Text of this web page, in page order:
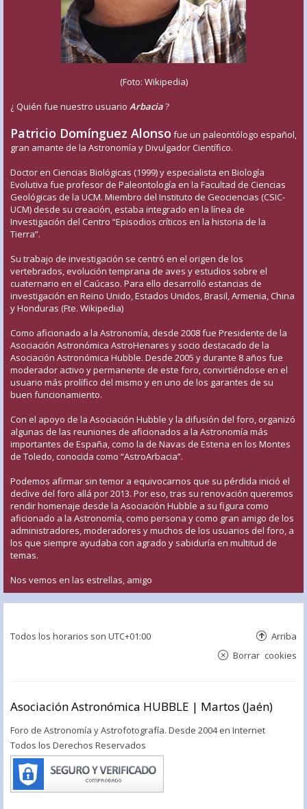
(Foto: Wikipedia)
¿ Quién fue nuestro usuario Arbacia?
Patricio Domínguez Alonso fue un paleontólogo español,
gran amante de la Astronomía y Divulgador Científico.
Doctor en Ciencias Biológicas (1999) y especialista en Biología
Evolutiva fue profesor de Paleontología en la Facultad de Ciencias
Geológicas de la UCM. Miembro del Instituto de Geociencias (CSIC-
UCM) desde su creación, estaba integrado en la línea de
Investigación del Centro “Episodios críticos en la historia de la
Tierra”.
Su trabajo de investigación se centró en el origen de los
vertebrados, evolución temprana de aves y estudios sobre el
cuaternario en el Caúcaso. Para ello desarrolló estancias de
investigación en Reino Unido, Estados Unidos, Brasil, Armenia, China
y Honduras (Fte. Wikipedia)
Como aficionado a la Astronomía, desde 2008 fue Presidente de la
Asociación Astronómica AstroHenares y socio destacado de la
Asociación Astronómica Hubble. Desde 2005 y durante 8 años fue
moderador activo y permanente de este foro, convirtiéndose en el
usuario más prolífico del mismo y en uno de los garantes de su
buen funcionamiento.
Con el apoyo de la Asociación Hubble y la difusión del foro, organizó
algunas de las reuniones de aficionados a la Astronomía más
importantes de España, como la de Navas de Estena en los Montes
de Toledo, conocida como “AstroArbacia”.
Podemos afirmar sin temor a equivocarnos que su pérdida inició el
declive del foro allá por 2013. Por eso, tras su renovación queremos
rendir homenaje desde la Asociación Hubble a su figura como
aficionado a la Astronomía, como persona y como gran amigo de los
administradores, moderadores y muchos de los usuarios del foro, a
los que siempre ayudaba con agrado y sabiduría en multitud de
temas.
Nos vemos en las estrellas, amigo
Todos los horarios son UTC+01:00 Arriba
Borrar cookies
Asociación Astronómica HUBBLE | Martos (Jaén)
Foro de Astronomía y Astrofotografía. Desde 2004 en Internet
Todos los Derechos Reservados